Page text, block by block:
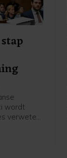
wordt
verweten.